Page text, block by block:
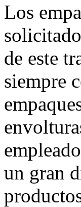
Los
de este
siempre
un gran